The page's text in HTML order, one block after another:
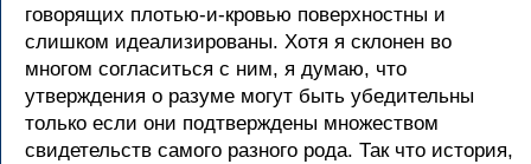
говорящих плотью-и-кровью поверхностны и
слишком идеализированы. Хотя я склонен во
многом согласиться с ним, я думаю, что
утверждения о разуме могут быть убедительны
только если они подтверждены множеством
свидетельств самого разного рода. Так что история,